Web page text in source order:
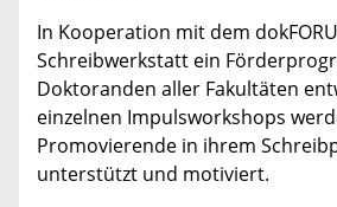
In Kooperation mit dem
Schreibwerkstatt ein
Doktoranden aller Fakultäten
einzelnen Impulsworkshops
Promovierende in ihrem
unterstützt und motiviert.